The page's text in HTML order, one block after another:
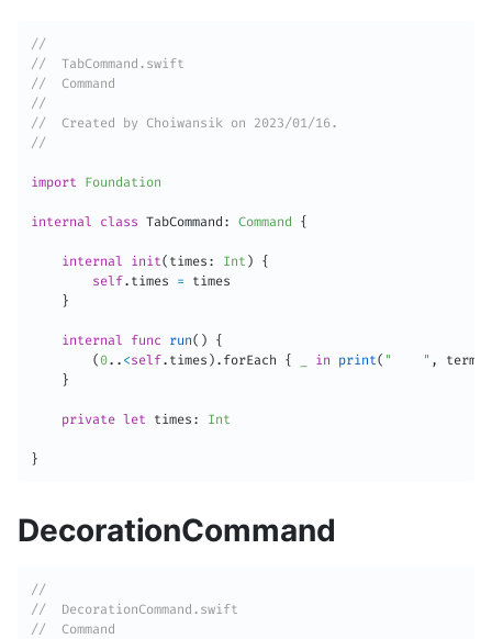
//
//  TabCommand.swift
//  Command
//
//  Created by Choiwansik on 2023/01/16.
//
import Foundation
internal class TabCommand : Command {
internal init( times : Int )
{
self. times = times
}
internal func run( )
{
( 0. . <self. times ) . forEach { in print( "    " ,
}
private let times : Int
}
DecorationCommand
//
//  DecorationCommand.swift
//  Command